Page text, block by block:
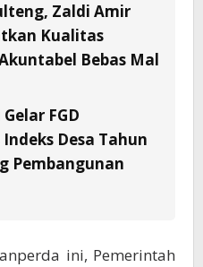
Zaldi Amir
Kualitas
Bebas Mal
FGD
Desa Tahun
Pembangunan
ini, Pemerintah